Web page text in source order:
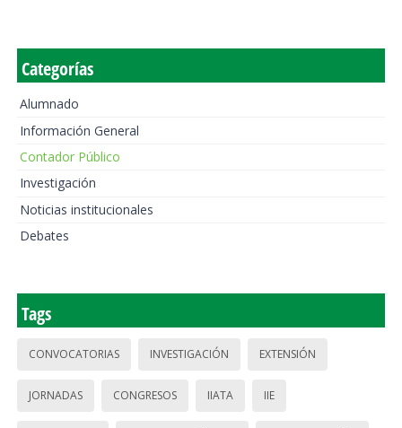
Categorías
Alumnado
Información General
Contador Público
Investigación
Noticias institucionales
Debates
Tags
CONVOCATORIAS INVESTIGACIÓN EXTENSIÓN
JORNADAS CONGRESOS IIATA IIE